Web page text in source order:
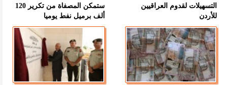
التسهيلات لقدوم العراقيين
للأردن
ستمكن المصفاة من تكرير 120
ألف برميل نفط يوميا